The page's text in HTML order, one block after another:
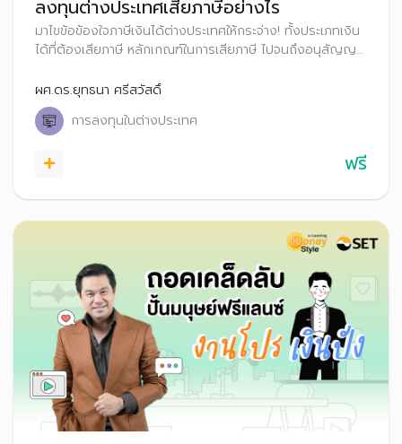
ลงทุนต่างประเทศเสียภาษีอย่างไร
มาไขข้อข้องใจภาษีเงินได้ต่างประเทศให้กระจ่าง! ทั้งประเภทเงิน
ได้ที่ต้องเสียภาษี หลักเกณฑ์ในการเสียภาษี ไปจนถึงอนุสัญญา
ต้อง จะได้ลงทุนได้อย่างมั่นใจ ไม่ต้องกังวลเรื่องภาษีอีกต่อไป
ผศ.ดร.ยุทธนา ศรีสวัสดิ์
การลงทุนในต่างประเทศ
ฟรี